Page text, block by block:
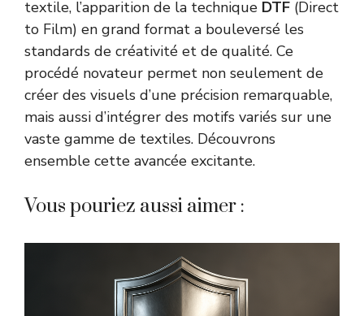
textile, l’apparition de la technique DTF (Direct
to Film) en grand format a bouleversé les
standards de créativité et de qualité. Ce
procédé novateur permet non seulement de
créer des visuels d’une précision remarquable,
mais aussi d’intégrer des motifs variés sur une
vaste gamme de textiles. Découvrons
ensemble cette avancée excitante.
Vous pouriez aussi aimer :